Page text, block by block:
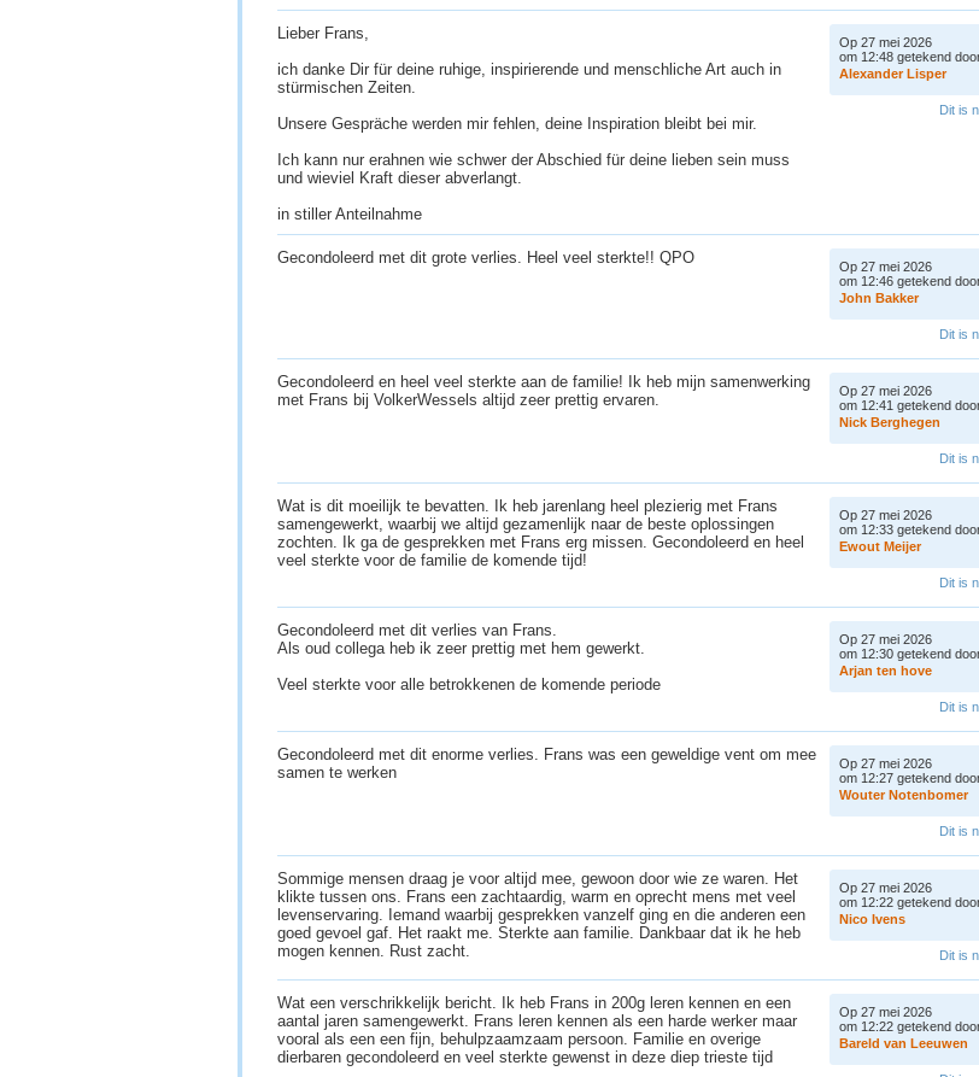
Lieber Frans,
ich danke Dir für deine ruhige, inspirierende und menschliche Art auch in
stürmischen Zeiten.
Unsere Gespräche werden mir fehlen, deine Inspiration bleibt bei mir.
Ich kann nur erahnen wie schwer der Abschied für deine lieben sein muss
und wieviel Kraft dieser abverlangt.
in stiller Anteilnahme
Op 27 mei 2026
om 12:48 getekend
Alexander Lisper
Dit is
Gecondoleerd met dit grote verlies. Heel veel sterkte!! QPO
Op 27 mei 2026
om 12:46 getekend
John Bakker
Dit is
Gecondoleerd en heel veel sterkte aan de familie! Ik heb mijn samenwerking
met Frans bij VolkerWessels altijd zeer prettig ervaren.
Op 27 mei 2026
om 12:41 getekend
Nick Berghegen
Dit is
Wat is dit moeilijk te bevatten. Ik heb jarenlang heel plezierig met Frans
samengewerkt, waarbij we altijd gezamenlijk naar de beste oplossingen
zochten. Ik ga de gesprekken met Frans erg missen. Gecondoleerd en heel
veel sterkte voor de familie de komende tijd!
Op 27 mei 2026
om 12:33 getekend
Ewout Meijer
Dit is
Gecondoleerd met dit verlies van Frans.
Als oud collega heb ik zeer prettig met hem gewerkt.
Veel sterkte voor alle betrokkenen de komende periode
Op 27 mei 2026
om 12:30 getekend
Arjan ten hove
Dit is
Gecondoleerd met dit enorme verlies. Frans was een geweldige vent om mee
samen te werken
Op 27 mei 2026
om 12:27 getekend
Wouter Notenbomer
Dit is
Sommige mensen draag je voor altijd mee, gewoon door wie ze waren. Het
klikte tussen ons. Frans een zachtaardig, warm en oprecht mens met veel
levenservaring. Iemand waarbij gesprekken vanzelf ging en die anderen een
goed gevoel gaf. Het raakt me. Sterkte aan familie. Dankbaar dat ik he heb
mogen kennen. Rust zacht.
Op 27 mei 2026
om 12:22 getekend
Nico Ivens
Dit is
Wat een verschrikkelijk bericht. Ik heb Frans in 200g leren kennen en een
aantal jaren samengewerkt. Frans leren kennen als een harde werker maar
vooral als een een fijn, behulpzaamzaam persoon. Familie en overige
dierbaren gecondoleerd en veel sterkte gewenst in deze diep trieste tijd
Op 27 mei 2026
om 12:22 getekend
Bareld van Leeuwen